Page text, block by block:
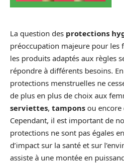
La question des protections
préoccupation majeure pour les
les produits adaptés aux règles
répondre à différents besoins.
protections menstruelles ne
de plus en plus de choix aux
serviettes, tampons ou encore
Cependant, il est important de
protections ne sont pas égales
d’impact sur la santé et sur
assiste à une montée en